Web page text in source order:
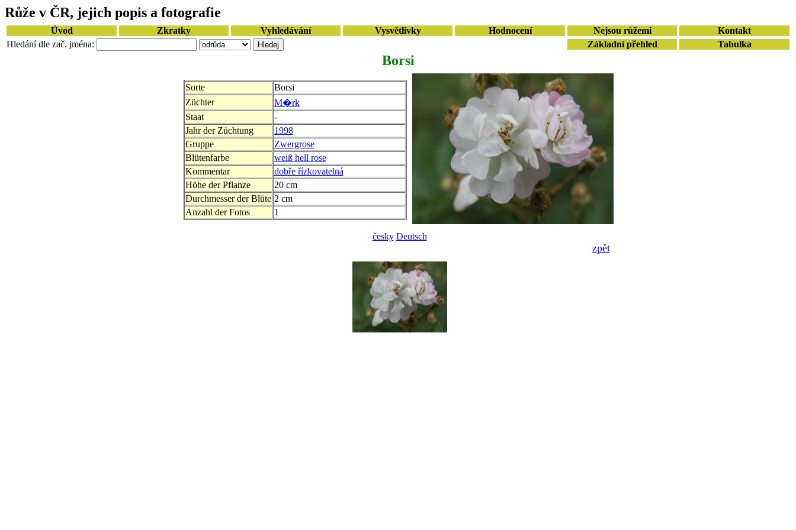
Růže v ČR, jejich popis a fotografie
Úvod Zkratky Vyhledávání Vysvětlivky Hodnocení Nejsou růžemi
Kontakt
Hledání dle zač. jména:
Základní přehled Tabulka
Borsi
Sorte
Borsi
Züchter
M�rk
Staat
-
Jahr der Züchtung
1998
Gruppe
Zwergrose
Blütenfarbe
weiß hell rose
Kommentar
dobře řízkovatelná
Höhe der Pflanze
20 cm
Durchmesser der Blüte 2 cm
Anzahl der Fotos
1
česky Deutsch
zpět